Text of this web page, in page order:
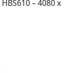
– 4080 x